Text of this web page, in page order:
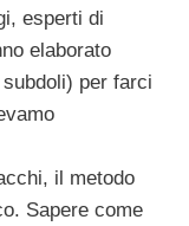
esperti di
elaborato
per farci
il metodo
Sapere come